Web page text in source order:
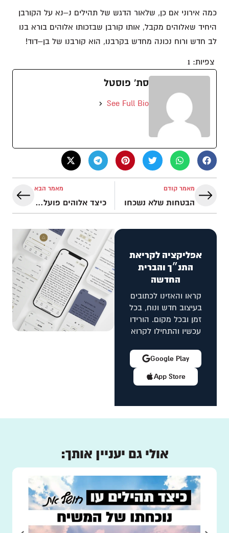
כמה אירוני אם כן, שלאור הדגש של תהילים נ–נא על הקורבן
היחיד שאלוהים מקבל, אותו קורבן שבזכותו אלוהים בורא בנו
לב חדש ורוח נכונה מחדש בקרבנו, הוא קורבנו של בן–דוד!
צפיות: 1
סת' פוסטל
See Full Bio
מאמר קודם
הבטחות שלא נשכחו
מאמר הבא
כיצד אלוהים פועל דרך עמו
אפליקציה לקריאת
התנ״ך והברית
החדשה
קראו והאזינו לכתובים
בעיצוב חדש ונוח, בכל
זמן ובכל מקום. הורידו
עכשיו והתחילו לקרוא
App Store
Google Play
אולי גם יעניין אותך: